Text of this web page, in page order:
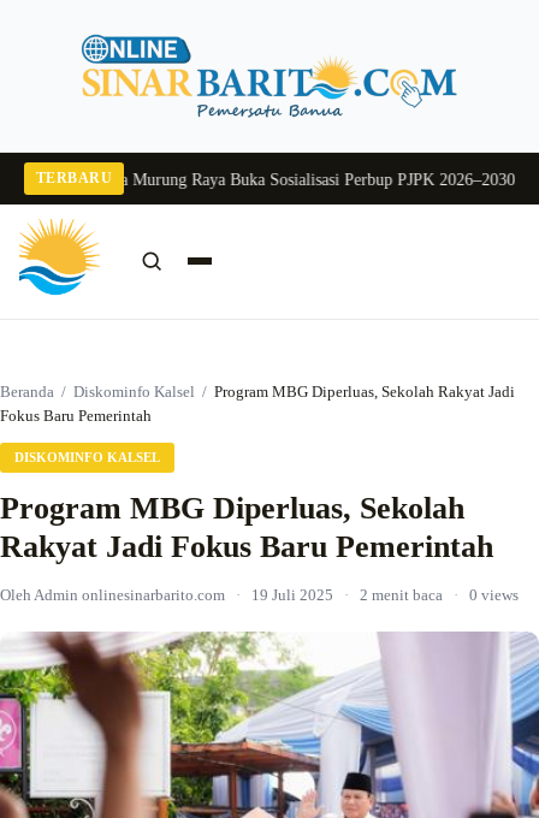
TERBARU
Pj Sekda Murung Raya Buka Sosialisasi Perbup PJPK 2026–2030Dukung
Beranda / Diskominfo Kalsel / Program MBG Diperluas, Sekolah Rakyat Jadi
Fokus Baru Pemerintah
DISKOMINFO KALSEL
Program MBG Diperluas, Sekolah
Rakyat Jadi Fokus Baru Pemerintah
Oleh Admin onlinesinarbarito.com · 19 Juli 2025 · 2 menit baca · 0 views